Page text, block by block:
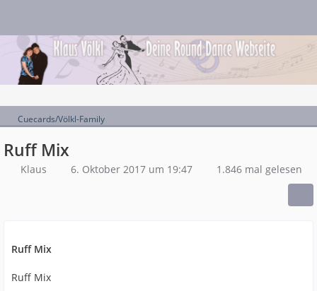
Cuecards/Völkl-Family
Ruff Mix
Klaus 6. Oktober 2017 um 19:47 1.846 mal gelesen
Ruff Mix
Ruff Mix